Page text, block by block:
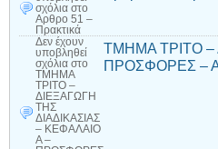
σχόλια στο
Αρθρο 51 –
Πρακτικά
Δεν έχουν
υποβληθεί
σχόλια στο
ΤΜΗΜΑ
ΤΡΙΤΟ –
ΔΙΕΞΑΓΩΓΗ
ΤΗΣ
ΔΙΑΔΙΚΑΣΙΑΣ
– ΚΕΦΑΛΑΙΟ
Α –
ΤΜΗΜΑ ΤΡΙΤΟ –
ΠΡΟΣΦΟΡΕΣ –